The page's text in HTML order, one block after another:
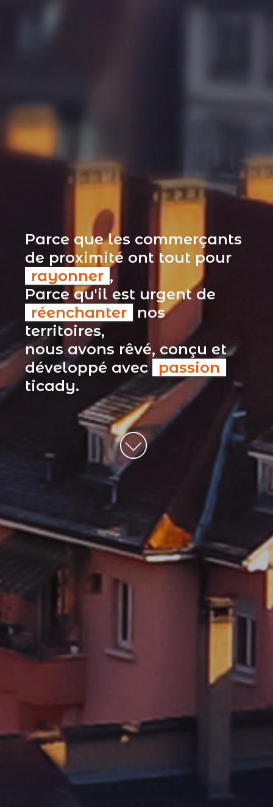
Parce que les commerçants
de proximité ont tout pour
rayonner ,
Parce qu'il est urgent de
réenchanter
nos
territoires,
nous avons rêvé, conçu et
développé avec passion
ticady.